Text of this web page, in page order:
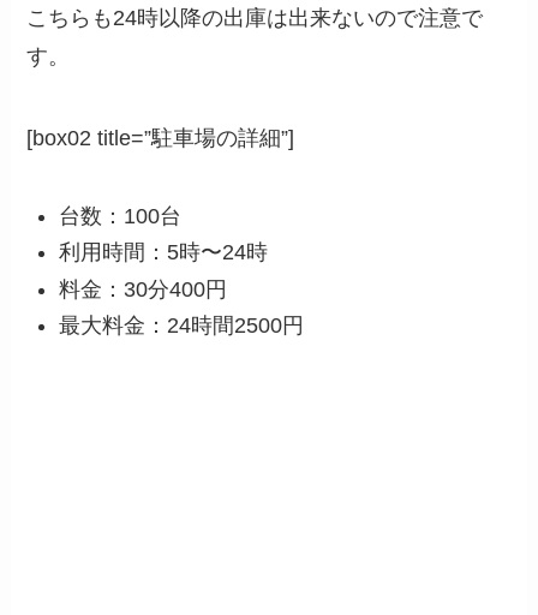
こちらも24時以降の出庫は出来ないので注意で
す。
[box02 title=”駐車場の詳細”]
台数：100台
利用時間：5時〜24時
料金：30分400円
最大料金：24時間2500円